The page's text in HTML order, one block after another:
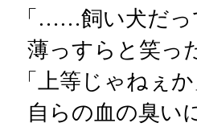
「……飼い犬だっ
薄っすらと笑っ
「上等じゃねぇか
自らの血の臭い